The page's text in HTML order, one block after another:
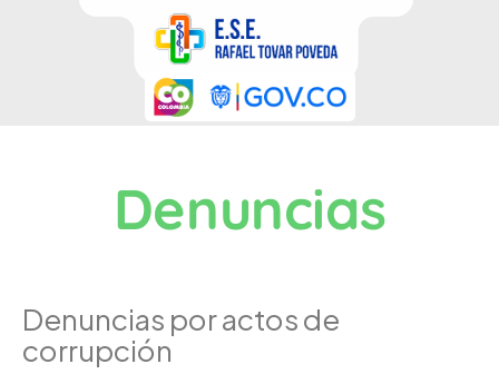
Denuncias
Denuncias por actos de
corrupción